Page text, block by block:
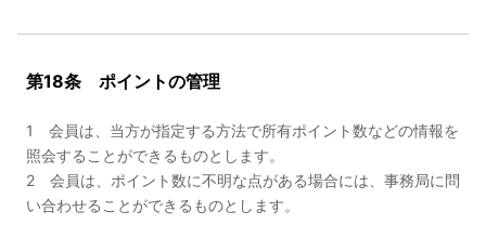
第18条 ポイントの管理
1 会員は、当方が指定する方法で所有ポイント数などの情報を
照会することができるものとします。
2 会員は、ポイント数に不明な点がある場合には、事務局に問
い合わせることができるものとします。